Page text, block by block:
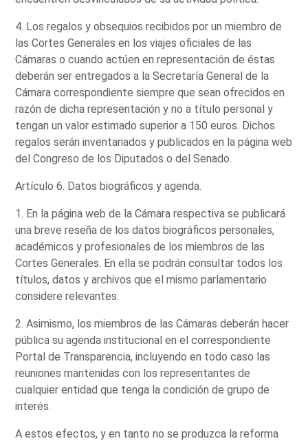
4. Los regalos y obsequios recibidos por un miembro de
las Cortes Generales en los viajes oficiales de las
Cámaras o cuando actúen en representación de éstas
deberán ser entregados a la Secretaría General de la
Cámara correspondiente siempre que sean ofrecidos en
razón de dicha representación y no a título personal y
tengan un valor estimado superior a 150 euros. Dichos
regalos serán inventariados y publicados en la página web
del Congreso de los Diputados o del Senado.
Artículo 6. Datos biográficos y agenda.
1. En la página web de la Cámara respectiva se publicará
una breve reseña de los datos biográficos personales,
académicos y profesionales de los miembros de las
Cortes Generales. En ella se podrán consultar todos los
títulos, datos y archivos que el mismo parlamentario
considere relevantes.
2. Asimismo, los miembros de las Cámaras deberán hacer
pública su agenda institucional en el correspondiente
Portal de Transparencia, incluyendo en todo caso las
reuniones mantenidas con los representantes de
cualquier entidad que tenga la condición de grupo de
interés.
A estos efectos, y en tanto no se produzca la reforma